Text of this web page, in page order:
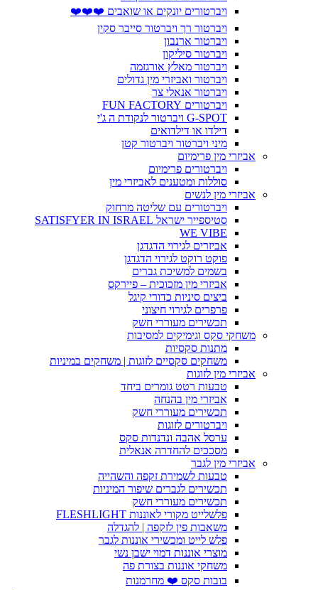
ויברטורים יונקים או שואבים ❤️❤️❤️
ויברטור רך ויברטור סייבר סקין
ויברטור ארנבון
ויברטור סיליקון
ויברטור מאלץ אורגזמה
ויברטור ואביזרי מין גדולים
ויברטור אנאלי צר
ויברטורים FUN FACTORY
G-SPOT ויברטור לנקודת ה ג'י
דילדו או דילדואים
מיני ויברטור ויברטור קטן
אביזרי מין פרימיום
ויברטורים פרימיום
סוללות ומטענים לאביזרי מין
אביזרי מין לנשים
ויברטורים עם שליטה מרחוק
סטיספייר ישראל SATISFYER IN ISRAEL
WE VIBE
אביזרים לגירוי הדגדגן
פוקט רוקט לגירוי הדגדגן
בשמים למשיכת גברים
אביזרי מין מזכוכית – פיירקס
ביצים סיניות כדורי קיגל
פרפרים לגירוי חיצוני
תכשירים מעוררי חשק
משחקי סקס וגימיקים למסיבות
מתנות סקסיות
משחקים סקסיים לזוגות | משחקים במיניות
אביזרי מין לזוגות
טבעות רטט גומרים ביחד
אביזרי מין בהנחה
תכשירים מעוררי חשק
ויברטורים לזוגות
ערסל אהבה ונדנדות סקס
מסככים להחדרה אנאלית
אביזרי מין לגבר
טבעות לשמירת זקפה והשהייה
תכשירים לגברים שיפור המיניות
תכשירים מעוררי חשק
פלשלייט מקורי לאוננות FLESHLIGHT
משאבות פין לזקפה | להגדלה
פלש לייט ומכשירי אוננות לגבר
מוצרי אוננות דמוי ישבן נשי
משחקי אוננות בצורת פה
בובות סקס ❤️ מחרמנות